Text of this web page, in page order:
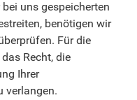
uns gespeicherten
benötigen wir
Für die
Recht, die
Ihrer
verlangen.